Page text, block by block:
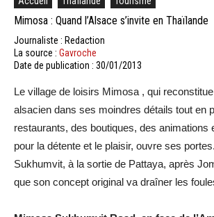
Mimosa : Quand l’Alsace s’invite en Thaïlande
Journaliste : Redaction
La source : Gavroche
Date de publication : 30/01/2013
Le village de loisirs Mimosa , qui
alsacien dans ses moindres détails tout en
restaurants, des boutiques, des animations
pour la détente et le plaisir, ouvre ses
Sukhumvit, à la sortie de Pattaya, après
que son concept original va draîner les